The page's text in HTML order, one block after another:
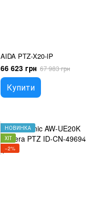
AIDA PTZ-X20-IP
66 623 грн 67 983 грн
Купити
НОВИНКА
ХІТ
−2%